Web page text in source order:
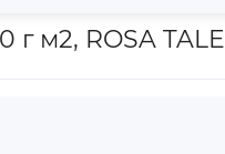
г м2, ROSA